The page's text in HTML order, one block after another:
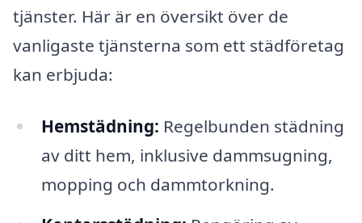
tjänster. Här är en översikt över de
vanligaste tjänsterna som ett städföretag
kan erbjuda:
Hemstädning: Regelbunden städning
av ditt hem, inklusive dammsugning,
mopping och dammtorkning.